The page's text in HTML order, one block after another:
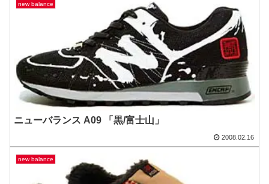
new balance
ニューバランス A09 「黒/富士山」
2008.02.16
new balance